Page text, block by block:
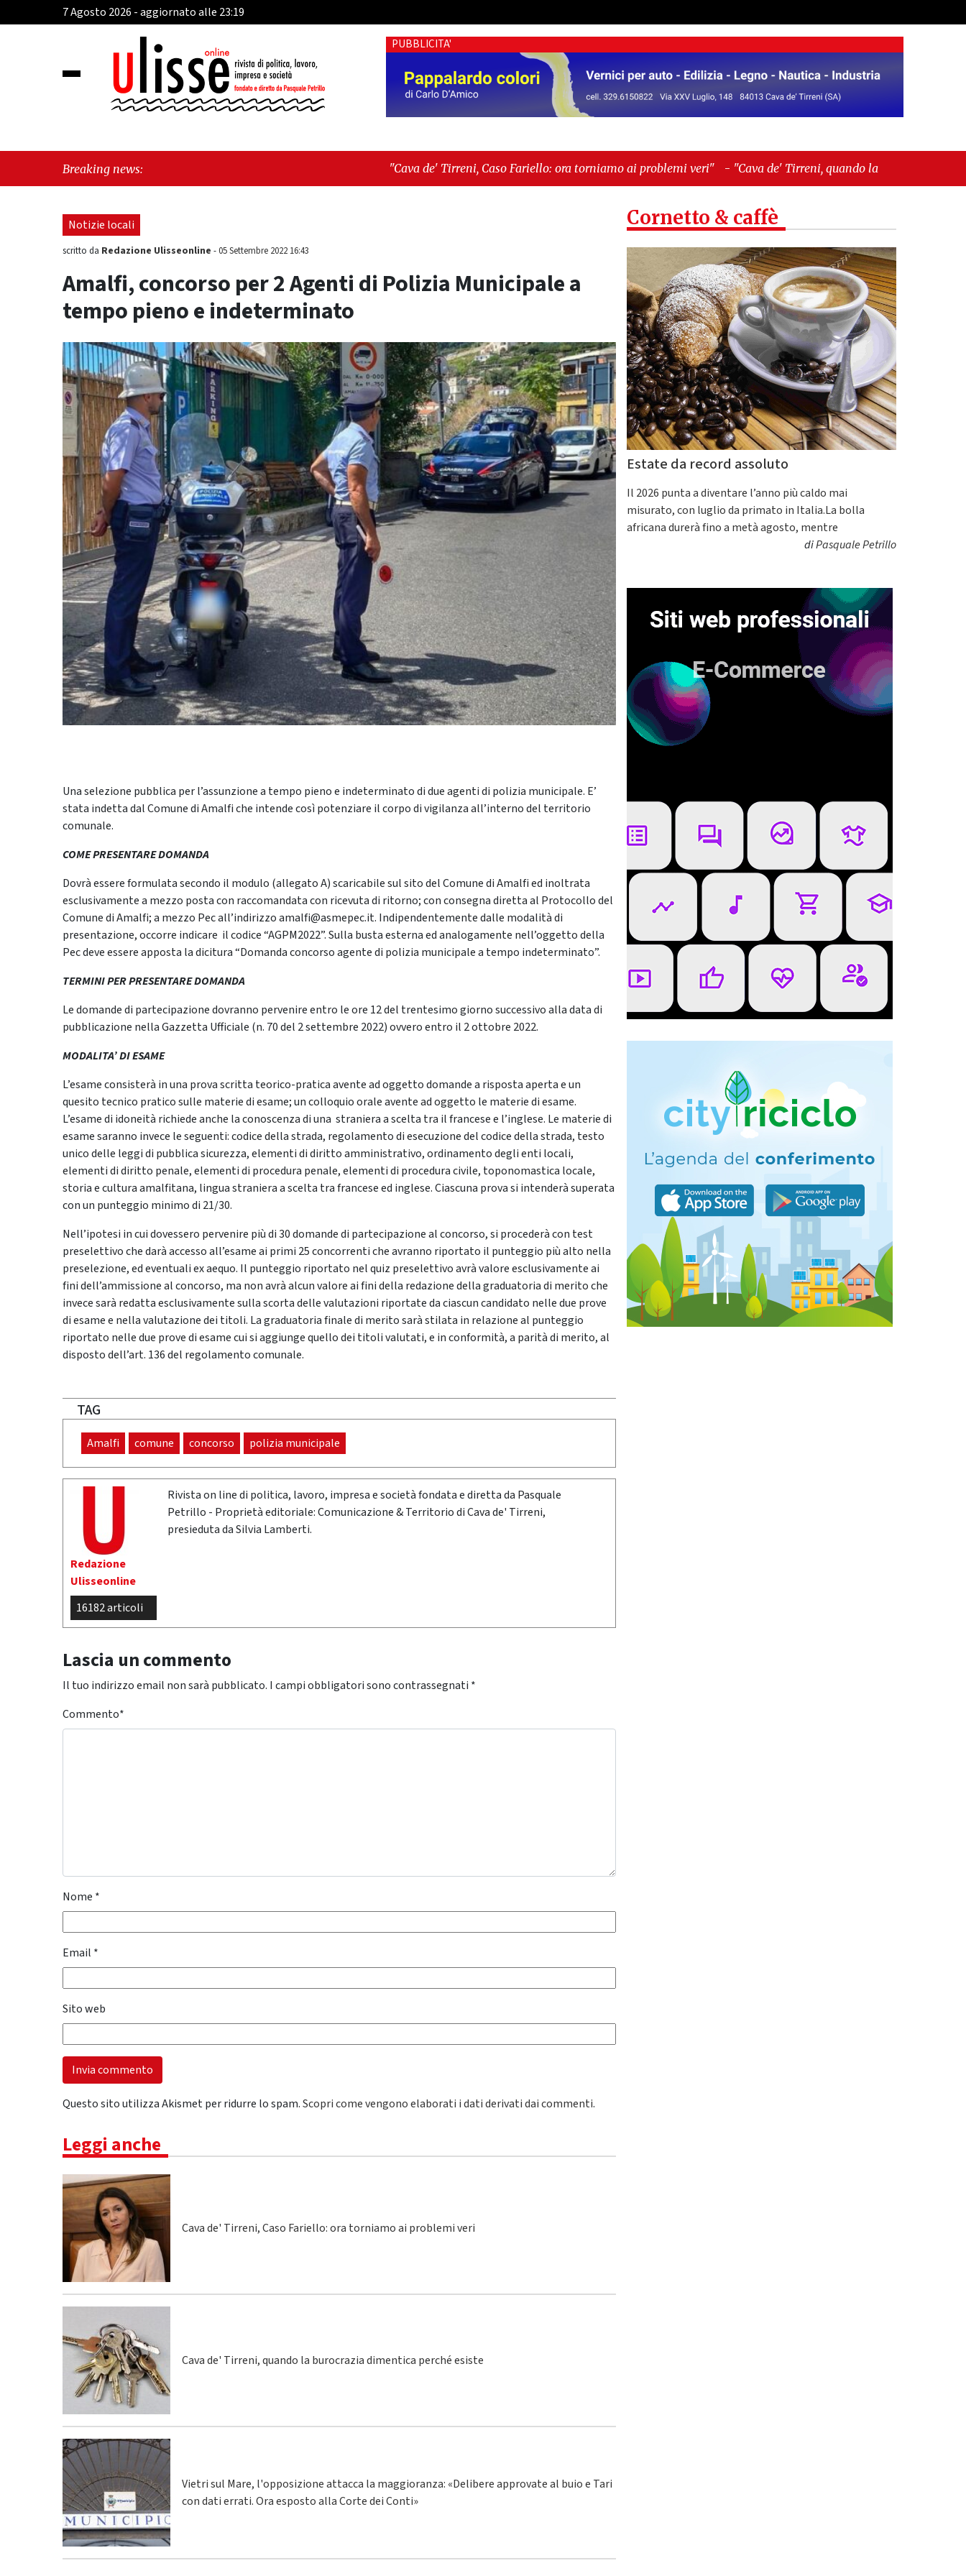
7 Agosto 2026 - aggiornato alle 23:19
PUBBLICITA'
Breaking news: "Cava de' Tirreni, Caso Fariello: ora torniamo ai problemi veri" -"Cava de' Tirreni, quando la burocrazia dimentica
perché esiste"
Notizie locali
scritto da Redazione Ulisseonline -05 Settembre 2022 16:43
Amalfi, concorso per 2 Agenti di Polizia Municipale a
tempo pieno e indeterminato
Una selezione pubblica per l’assunzione a tempo pieno e indeterminato di due agenti di polizia municipale. E’
stata indetta dal Comune di Amalfi che intende così potenziare il corpo di vigilanza all’interno del territorio
comunale.
COME PRESENTARE DOMANDA
Dovrà essere formulata secondo il modulo (allegato A) scaricabile sul sito del Comune di Amalfi ed inoltrata
esclusivamente a mezzo posta con raccomandata con ricevuta di ritorno; con consegna diretta al Protocollo del
Comune di Amalfi; a mezzo Pec all’indirizzo amalfi@asmepec.it. Indipendentemente dalle modalità di
presentazione, occorre indicare il codice “AGPM2022”. Sulla busta esterna ed analogamente nell’oggetto della
Pec deve essere apposta la dicitura “Domanda concorso agente di polizia municipale a tempo indeterminato”.
TERMINI PER PRESENTARE DOMANDA
Le domande di partecipazione dovranno pervenire entro le ore 12 del trentesimo giorno successivo alla data di
pubblicazione nella Gazzetta Ufficiale (n. 70 del 2 settembre 2022) ovvero entro il 2 ottobre 2022.
MODALITA’ DI ESAME
L’esame consisterà in una prova scritta teorico-pratica avente ad oggetto domande a risposta aperta e un
quesito tecnico pratico sulle materie di esame; un colloquio orale avente ad oggetto le materie di esame.
L’esame di idoneità richiede anche la conoscenza di una straniera a scelta tra il francese e l’inglese. Le materie di
esame saranno invece le seguenti: codice della strada, regolamento di esecuzione del codice della strada, testo
unico delle leggi di pubblica sicurezza, elementi di diritto amministrativo, ordinamento degli enti locali,
elementi di diritto penale, elementi di procedura penale, elementi di procedura civile, toponomastica locale,
storia e cultura amalfitana, lingua straniera a scelta tra francese ed inglese. Ciascuna prova si intenderà superata
con un punteggio minimo di 21/30.
Nell’ipotesi in cui dovessero pervenire più di 30 domande di partecipazione al concorso, si procederà con test
preselettivo che darà accesso all’esame ai primi 25 concorrenti che avranno riportato il punteggio più alto nella
preselezione, ed eventuali ex aequo. Il punteggio riportato nel quiz preselettivo avrà valore esclusivamente ai
fini dell’ammissione al concorso, ma non avrà alcun valore ai fini della redazione della graduatoria di merito che
invece sarà redatta esclusivamente sulla scorta delle valutazioni riportate da ciascun candidato nelle due prove
di esame e nella valutazione dei titoli. La graduatoria finale di merito sarà stilata in relazione al punteggio
riportato nelle due prove di esame cui si aggiunge quello dei titoli valutati, e in conformità, a parità di merito, al
disposto dell’art. 136 del regolamento comunale.
TAG
Amalfi comune concorso polizia municipale
Redazione
Ulisseonline
16182 articoli
Rivista on line di politica, lavoro, impresa e società fondata e diretta da Pasquale
Petrillo - Proprietà editoriale: Comunicazione & Territorio di Cava de' Tirreni,
presieduta da Silvia Lamberti.
Lascia un commento
Il tuo indirizzo email non sarà pubblicato. I campi obbligatori sono contrassegnati *
Commento*
Nome *
Email *
Sito web
Questo sito utilizza Akismet per ridurre lo spam.Scopri come vengono elaborati i dati derivati dai commenti.
Leggi anche
Cava de' Tirreni, Caso Fariello: ora torniamo ai problemi veri
Cava de' Tirreni, quando la burocrazia dimentica perché esiste
Vietri sul Mare, l'opposizione attacca la maggioranza: «Delibere approvate al buio e Tari
con dati errati. Ora esposto alla Corte dei Conti»
Cornetto & caffè
Estate da record assoluto
Il 2026 punta a diventare l’anno più caldo mai
misurato, con luglio da primato in Italia.La bolla
africana durerà fino a metà agosto, mentre
diPasquale Petrillo